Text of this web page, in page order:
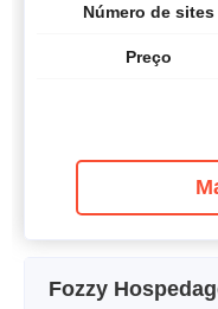
Número de sites
Preço
Fozzy